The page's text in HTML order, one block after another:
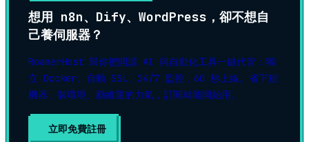
想用 n8n、Dify、WordPress，卻不想自
己養伺服器？
RoamerHost 幫你把開源 AI 與自動化工具一鍵代管：獨
立 Docker、自動 SSL、24/7 監控，60 秒上線。省下租
機器、裝環境、顧維運的力氣，訂閱就能開始用。
立即免費註冊